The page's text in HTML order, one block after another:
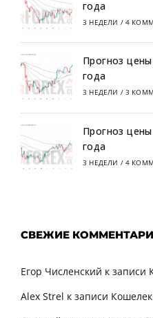
года
3 НЕДЕЛИ / 4
Прогноз
года
3 НЕДЕЛИ / 3
Прогноз
года
3 НЕДЕЛИ / 4
СВЕЖИЕ
Егор Численский к записи
Alex Strel к записи